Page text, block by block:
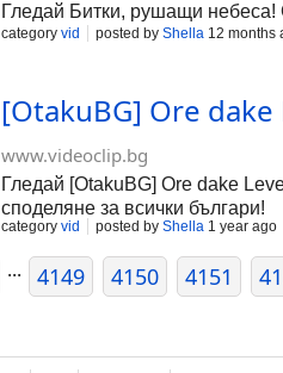
Гледай Битки, рушащи небеса!
category vid posted by Shella 12 months
[ОtakuBG] Ore dake
www.videoclip.bg
Гледай [ОtakuBG] Ore dake
споделяне за всички българи!
category vid posted by Shella 1 year ago
... 4149 4150 4151